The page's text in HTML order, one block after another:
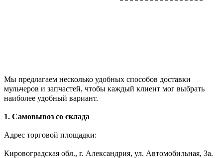
Мы предлагаем несколько удобных способов доставки
мульчеров и запчастей, чтобы каждый клиент мог выбрать
наиболее удобный вариант.
1. Самовывоз со склада
Адрес торговой площадки:
Кировоградская обл., г. Александрия, ул. Автомобильная, 3а.